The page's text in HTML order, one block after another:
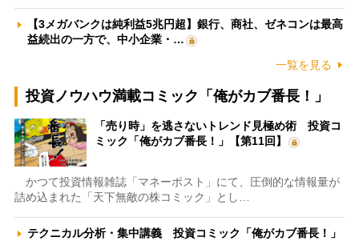
【3メガバンクは純利益5兆円超】銀行、商社、ゼネコンは最高
益続出の一方で、中小企業・…
一覧を見る
投資ノウハウ満載コミック「俺がカブ番長！」
「売り時」を逃さないトレンド見極め術 投資コ
ミック「俺がカブ番長！」【第11回】
かつて投資情報雑誌「マネーポスト」にて、圧倒的な情報量が
詰め込まれた「天下無敵の株コミック」とし…
テクニカル分析・集中講義 投資コミック「俺がカブ番長！」